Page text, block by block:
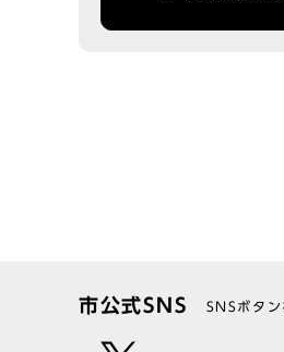
市公式SNS SNSボタ